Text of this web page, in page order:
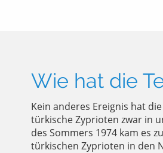
Wie hat die
Kein anderes Ereignis hat
türkische Zyprioten zwar in
des Sommers 1974 kam es
türkischen Zyprioten in den